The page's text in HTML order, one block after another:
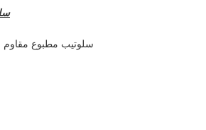
سلوتيب مطبوع مقاوم